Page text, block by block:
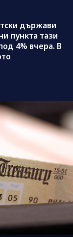
държави
пункта тази
4% вчера. В